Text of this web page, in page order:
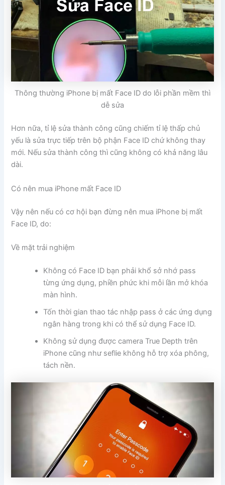
Thông thường iPhone bị mất Face ID do lỗi phần mềm thì
dễ sửa
Hơn nữa, tỉ lệ sửa thành công cũng chiếm tỉ lệ thấp chủ
yếu là sửa trực tiếp trên bộ phận Face ID chứ không thay
mới. Nếu sửa thành công thì cũng không có khả năng lâu
dài.
Có nên mua iPhone mất Face ID
Vậy nên nếu có cơ hội bạn đừng nên mua iPhone bị mất
Face ID, do:
Về mặt trải nghiệm
Không có Face ID bạn phải khổ sở nhớ pass
từng ứng dụng, phiền phức khi mỗi lần mở khóa
màn hình.
Tốn thời gian thao tác nhập pass ở các ứng dụng
ngân hàng trong khi có thể sử dụng Face ID.
Không sử dụng được camera True Depth trên
iPhone cũng như seflie không hỗ trợ xóa phông,
tách nền.